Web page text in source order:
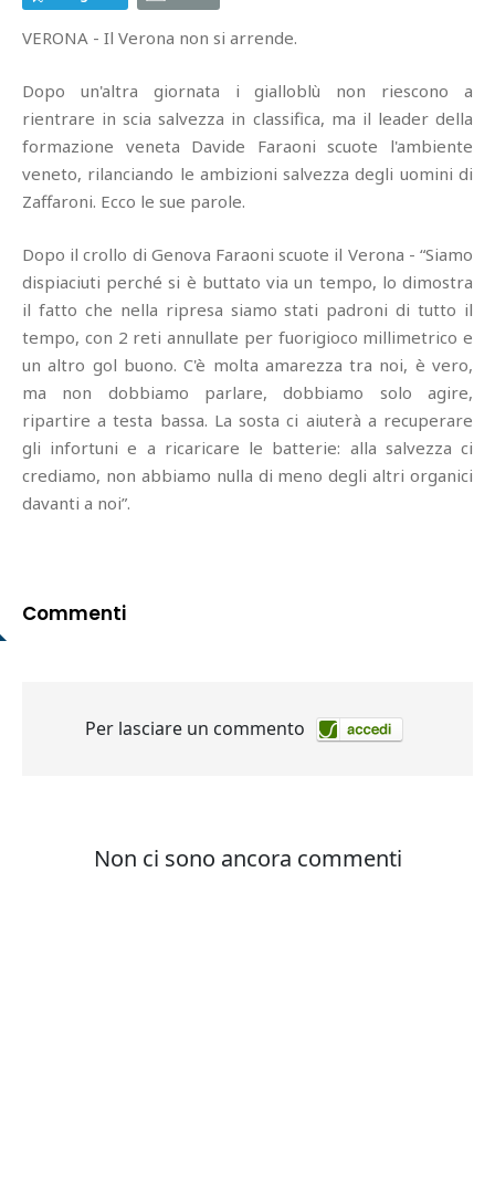
VERONA - Il Verona non si arrende.
Dopo un'altra giornata i gialloblù non riescono a
rientrare in scia salvezza in classifica, ma il leader della
formazione veneta Davide Faraoni scuote l'ambiente
veneto, rilanciando le ambizioni salvezza degli uomini di
Zaffaroni. Ecco le sue parole.
Dopo il crollo di Genova Faraoni scuote il Verona - “Siamo
dispiaciuti perché si è buttato via un tempo, lo dimostra
il fatto che nella ripresa siamo stati padroni di tutto il
tempo, con 2 reti annullate per fuorigioco millimetrico e
un altro gol buono. C'è molta amarezza tra noi, è vero,
ma non dobbiamo parlare, dobbiamo solo agire,
ripartire a testa bassa. La sosta ci aiuterà a recuperare
gli infortuni e a ricaricare le batterie: alla salvezza ci
crediamo, non abbiamo nulla di meno degli altri organici
davanti a noi”.
Commenti